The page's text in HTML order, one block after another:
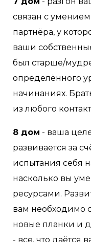
связан с
партнёра, у
ваши
был старше/
определённого
начинаниях.
из любого
8 дом - ваша
развивается за
испытания себя
насколько вы
ресурсами.
вам необходимо
новые планки и
- все, что даётся